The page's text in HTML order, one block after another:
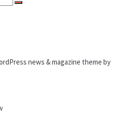
news & magazine theme by